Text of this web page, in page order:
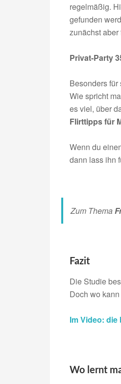
regelmäßig.
gefunden
zunächst
Privat-Party
Besonders
Wie spricht
es viel, über
Flirttipps für
Wenn du
dann lass ihn
Zum Thema
Fazit
Die Studie
Doch wo
Im Video:
Wo lernt